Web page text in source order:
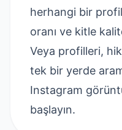
herhangi bir
oranı ve kitle
Veya profilleri,
tek bir yerde
Instagram
başlayın.